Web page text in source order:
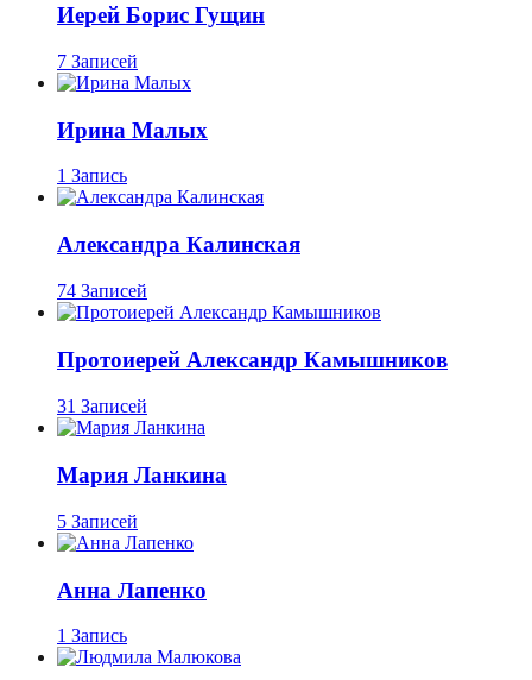
Иерей Борис Гущин
7 Записей
Ирина Малых
1 Запись
Александра Калинская
74 Записей
Протоиерей Александр Камышников
31 Записей
Мария Ланкина
5 Записей
Анна Лапенко
1 Запись